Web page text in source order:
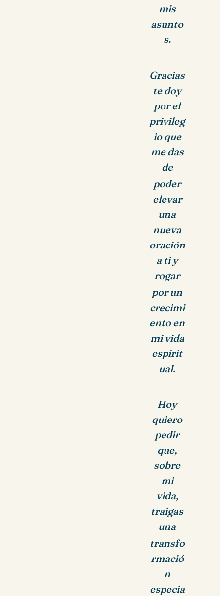
mis
asunto
s.
Gracias
te doy
por el
privileg
io que
me das
de
poder
elevar
una
nueva
oración
a ti y
rogar
por un
crecimi
ento en
mi vida
espirit
ual.
Hoy
quiero
pedir
que,
sobre
mi
vida,
traigas
una
transfo
rmació
n
especia